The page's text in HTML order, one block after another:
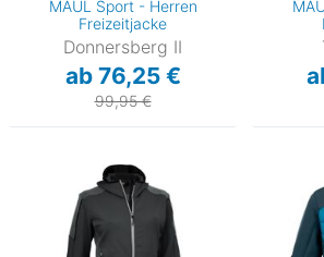
MAUL Sport - Herren
Freizeitjacke
Donnersberg II
ab 76,25 €
99,95 €